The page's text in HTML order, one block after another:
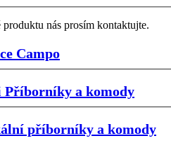
nás prosím kontaktujte.
Campo
Příborníky a komody
příborníky a komody